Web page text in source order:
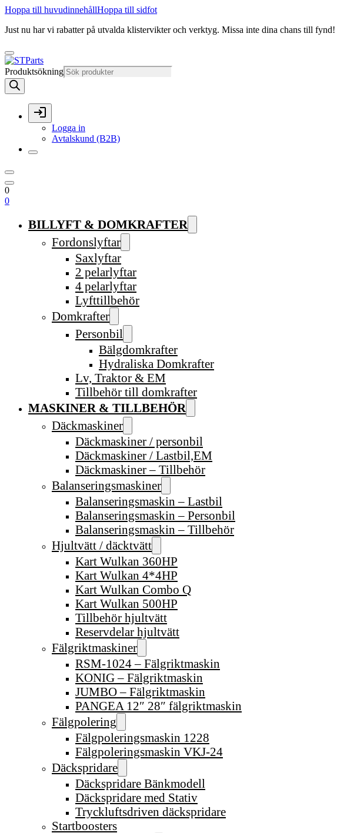
Hoppa till huvudinnehållHoppa till sidfot
Just nu har vi rabatter på utvalda klistervikter och verktyg. Missa inte dina chans till fynd!
Produktsökning
Logga in
Avtalskund (B2B)
0
0
BILLYFT & DOMKRAFTER
Fordonslyftar
Saxlyftar
2 pelarlyftar
4 pelarlyftar
Lyfttillbehör
Domkrafter
Personbil
Bälgdomkrafter
Hydraliska Domkrafter
Lv, Traktor & EM
Tillbehör till domkrafter
MASKINER & TILLBEHÖR
Däckmaskiner
Däckmaskiner / personbil
Däckmaskiner / Lastbil,EM
Däckmaskiner – Tillbehör
Balanseringsmaskiner
Balanseringsmaskin – Lastbil
Balanseringsmaskin – Personbil
Balanseringsmaskin – Tillbehör
Hjultvätt / däcktvätt
Kart Wulkan 360HP
Kart Wulkan 4*4HP
Kart Wulkan Combo Q
Kart Wulkan 500HP
Tillbehör hjultvätt
Reservdelar hjultvätt
Fälgriktmaskiner
RSM-1024 – Fälgriktmaskin
KONIG – Fälgriktmaskin
JUMBO – Fälgriktmaskin
PANGEA 12″ 28″ fälgriktmaskin
Fälgpolering
Fälgpoleringsmaskin 1228
Fälgpoleringsmaskin VKJ-24
Däckspridare
Däckspridare Bänkmodell
Däckspridare med Stativ
Tryckluftsdriven däckspridare
Startboosters